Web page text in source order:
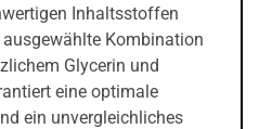
Inhaltsstoffen
Kombination
Glycerin und
eine optimale
ein unvergleichliches